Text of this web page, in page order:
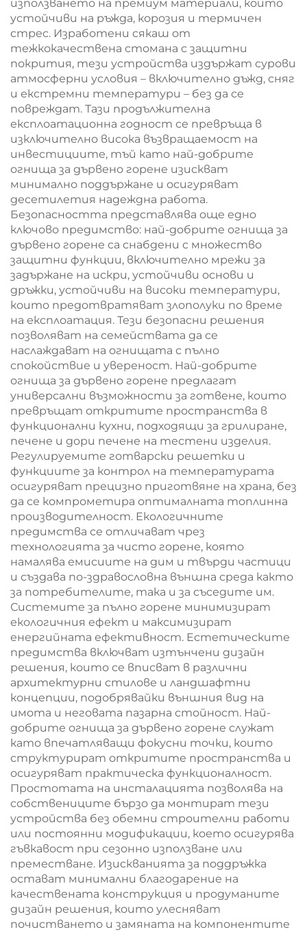
използването на премиум материали, които
устойчиви на ръжда, корозия и термичен
стрес. Изработени сякаш от
тежкокачествена стомана с защитни
покрития, тези устройства издържат сурови
атмосферни условия – включително дъжд, сняг
и екстремни температури – без да се
повреждат. Тази продължителна
експлоатационна годност се превръща в
изключително висока възвращаемост на
инвестициите, тъй като най-добрите
огнища за дървено горене изискват
минимално поддържане и осигуряват
десетилетия надеждна работа.
Безопасността представлява още едно
ключово предимство: най-добрите огнища за
дървено горене са снабдени с множество
защитни функции, включително мрежи за
задържане на искри, устойчиви основи и
дръжки, устойчиви на високи температури,
които предотвратяват злополуки по време
на експлоатация. Тези безопасни решения
позволяват на семействата да се
наслаждават на огнищата с пълно
спокойствие и увереност. Най-добрите
огнища за дървено горене предлагат
универсални възможности за готвене, които
превръщат откритите пространства в
функционални кухни, подходящи за грилиране,
печене и дори печене на тестени изделия.
Регулируемите готварски решетки и
функциите за контрол на температурата
осигуряват прецизно приготвяне на храна, без
да се компрометира оптималната топлинна
производителност. Екологичните
предимства се отличават чрез
технологията за чисто горене, която
намалява емисиите на дим и твърди частици
и създава по-здравословна външна среда както
за потребителите, така и за съседите им.
Системите за пълно горене минимизират
екологичния ефект и максимизират
енергийната ефективност. Естетическите
предимства включват изтънчени дизайн
решения, които се вписват в различни
архитектурни стилове и ландшафтни
концепции, подобрявайки външния вид на
имота и неговата пазарна стойност. Най-
добрите огнища за дървено горене служат
като впечатляващи фокусни точки, които
структурират откритите пространства и
осигуряват практическа функционалност.
Простотата на инсталацията позволява на
собствениците бързо да монтират тези
устройства без обемни строителни работи
или постоянни модификации, което осигурява
гъвкавост при сезонно използване или
преместване. Изискванията за поддръжка
остават минимални благодарение на
качествената конструкция и продуманите
дизайн решения, които улесняват
почистването и замяната на компонентите